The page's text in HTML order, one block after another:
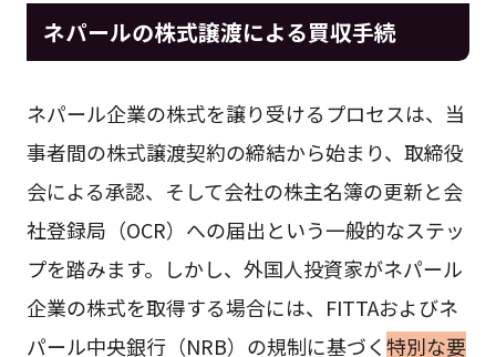
ネパールの株式譲渡による買収手続
ネパール企業の株式を譲り受けるプロセスは、当
事者間の株式譲渡契約の締結から始まり、取締役
会による承認、そして会社の株主名簿の更新と会
社登録局（OCR）への届出という一般的なステッ
プを踏みます。しかし、外国人投資家がネパール
企業の株式を取得する場合には、FITTAおよびネ
パール中央銀行（NRB）の規制に基づく特別な要